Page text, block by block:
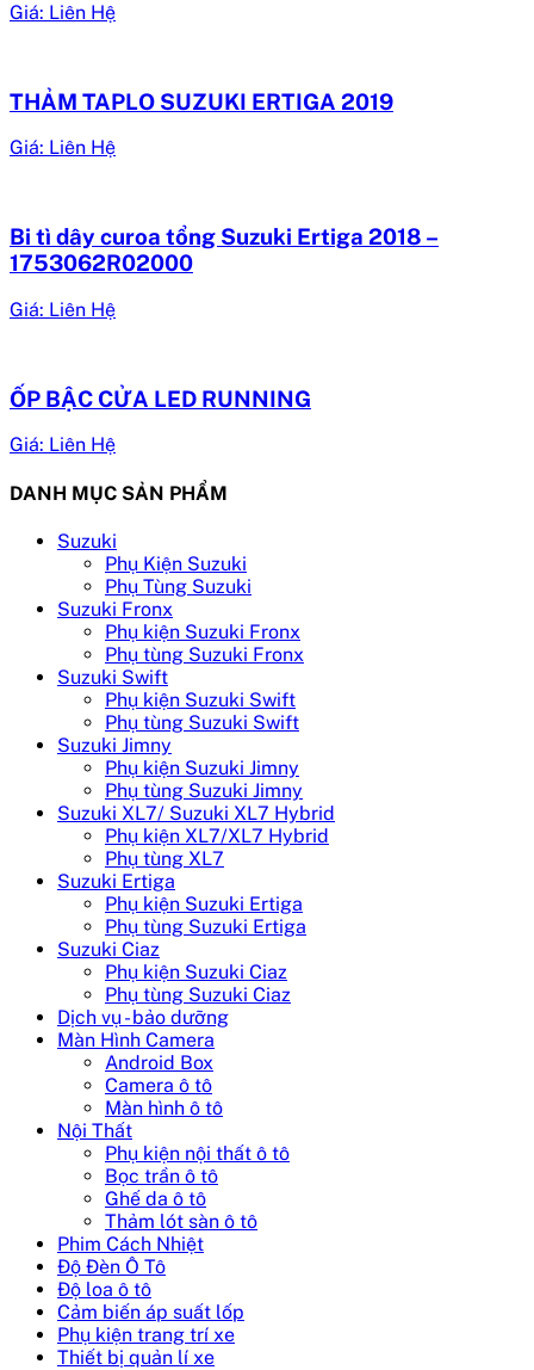
Giá: Liên Hệ
THẢM TAPLO SUZUKI ERTIGA 2019
Giá: Liên Hệ
Bi tì dây curoa tổng Suzuki Ertiga 2018 –
1753062R02000
Giá: Liên Hệ
ỐP BẬC CỬA LED RUNNING
Giá: Liên Hệ
DANH MỤC SẢN PHẨM
Suzuki
Phụ Kiện Suzuki
Phụ Tùng Suzuki
Suzuki Fronx
Phụ kiện Suzuki Fronx
Phụ tùng Suzuki Fronx
Suzuki Swift
Phụ kiện Suzuki Swift
Phụ tùng Suzuki Swift
Suzuki Jimny
Phụ kiện Suzuki Jimny
Phụ tùng Suzuki Jimny
Suzuki XL7/ Suzuki XL7 Hybrid
Phụ kiện XL7/XL7 Hybrid
Phụ tùng XL7
Suzuki Ertiga
Phụ kiện Suzuki Ertiga
Phụ tùng Suzuki Ertiga
Suzuki Ciaz
Phụ kiện Suzuki Ciaz
Phụ tùng Suzuki Ciaz
Dịch vụ - bảo dưỡng
Màn Hình Camera
Android Box
Camera ô tô
Màn hình ô tô
Nội Thất
Phụ kiện nội thất ô tô
Bọc trần ô tô
Ghế da ô tô
Thảm lót sàn ô tô
Phim Cách Nhiệt
Độ Đèn Ô Tô
Độ loa ô tô
Cảm biến áp suất lốp
Phụ kiện trang trí xe
Thiết bị quản lí xe